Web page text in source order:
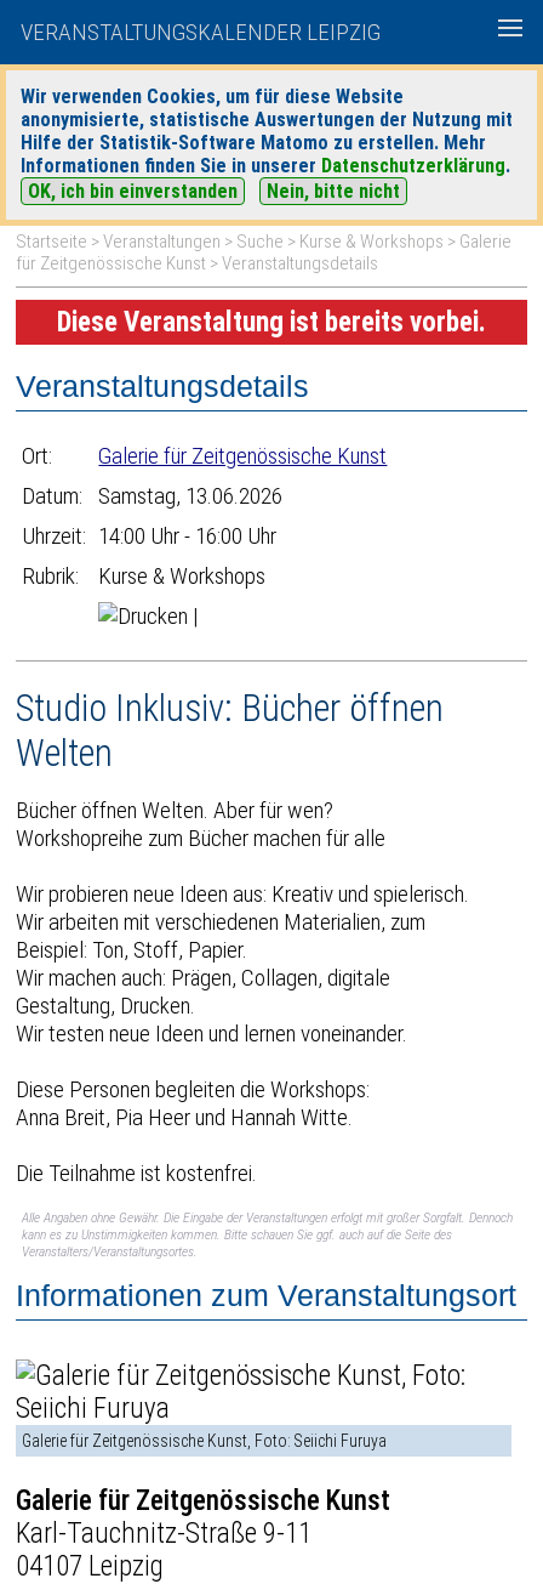
VERANSTALTUNGSKALENDER LEIPZIG
Wir verwenden Cookies, um für diese Website
anonymisierte, statistische Auswertungen der Nutzung mit
Hilfe der Statistik-Software Matomo zu erstellen. Mehr
Informationen finden Sie in unserer Datenschutzerklärung.
OK, ich bin einverstanden
Nein, bitte nicht
heute|morgen| Detaillierte Suche
Startseite >Veranstaltungen > Suche > Kurse & Workshops > Galerie
für Zeitgenössische Kunst > Veranstaltungsdetails
Diese Veranstaltung ist bereits vorbei.
Veranstaltungsdetails
Ort:
Galerie für Zeitgenössische Kunst
Datum:
Samstag, 13.06.2026
Uhrzeit: 14:00 Uhr - 16:00 Uhr
Rubrik:
Kurse & Workshops
|
Studio Inklusiv: Bücher öffnen
Welten
Bücher öffnen Welten. Aber für wen?
Workshopreihe zum Bücher machen für alle
Wir probieren neue Ideen aus: Kreativ und spielerisch.
Wir arbeiten mit verschiedenen Materialien, zum
Beispiel: Ton, Stoff, Papier.
Wir machen auch: Prägen, Collagen, digitale
Gestaltung, Drucken.
Wir testen neue Ideen und lernen voneinander.
Diese Personen begleiten die Workshops:
Anna Breit, Pia Heer und Hannah Witte.
Die Teilnahme ist kostenfrei.
Alle Angaben ohne Gewähr. Die Eingabe der Veranstaltungen erfolgt mit großer Sorgfalt. Dennoch
kann es zu Unstimmigkeiten kommen. Bitte schauen Sie ggf. auch auf die Seite des
Veranstalters/Veranstaltungsortes.
Informationen zum Veranstaltungsort
Galerie für Zeitgenössische Kunst, Foto: Seiichi Furuya
Galerie für Zeitgenössische Kunst
Karl-Tauchnitz-Straße 9-11
04107 Leipzig